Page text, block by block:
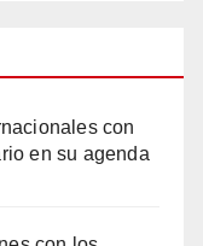
con
en su agenda